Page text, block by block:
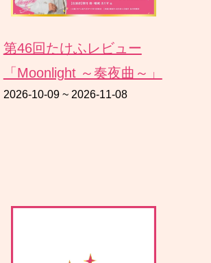
第46回たけふレビュー
「Moonlight ～奏夜曲～」
2026-10-09 ~ 2026-11-08